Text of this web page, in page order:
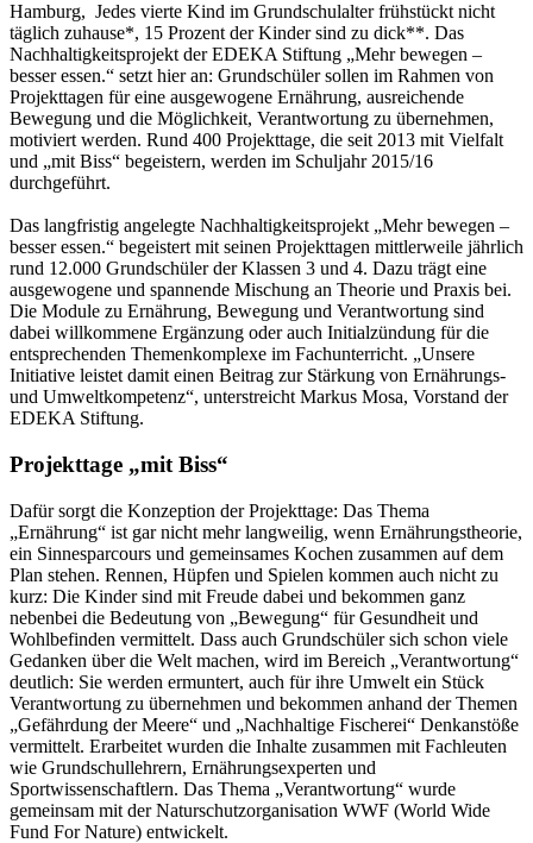
Hamburg, Jedes vierte Kind im Grundschulalter frühstückt nicht
täglich zuhause*, 15 Prozent der Kinder sind zu dick**. Das
Nachhaltigkeitsprojekt der EDEKA Stiftung „Mehr bewegen –
besser essen.“ setzt hier an: Grundschüler sollen im Rahmen von
Projekttagen für eine ausgewogene Ernährung, ausreichende
Bewegung und die Möglichkeit, Verantwortung zu übernehmen,
motiviert werden. Rund 400 Projekttage, die seit 2013 mit Vielfalt
und „mit Biss“ begeistern, werden im Schuljahr 2015/16
durchgeführt.
Das langfristig angelegte Nachhaltigkeitsprojekt „Mehr bewegen –
besser essen.“ begeistert mit seinen Projekttagen mittlerweile jährlich
rund 12.000 Grundschüler der Klassen 3 und 4. Dazu trägt eine
ausgewogene und spannende Mischung an Theorie und Praxis bei.
Die Module zu Ernährung, Bewegung und Verantwortung sind
dabei willkommene Ergänzung oder auch Initialzündung für die
entsprechenden Themenkomplexe im Fachunterricht. „Unsere
Initiative leistet damit einen Beitrag zur Stärkung von Ernährungs-
und Umweltkompetenz“, unterstreicht Markus Mosa, Vorstand der
EDEKA Stiftung.
Projekttage „mit Biss“
Dafür sorgt die Konzeption der Projekttage: Das Thema
„Ernährung“ ist gar nicht mehr langweilig, wenn Ernährungstheorie,
ein Sinnesparcours und gemeinsames Kochen zusammen auf dem
Plan stehen. Rennen, Hüpfen und Spielen kommen auch nicht zu
kurz: Die Kinder sind mit Freude dabei und bekommen ganz
nebenbei die Bedeutung von „Bewegung“ für Gesundheit und
Wohlbefinden vermittelt. Dass auch Grundschüler sich schon viele
Gedanken über die Welt machen, wird im Bereich „Verantwortung“
deutlich: Sie werden ermuntert, auch für ihre Umwelt ein Stück
Verantwortung zu übernehmen und bekommen anhand der Themen
„Gefährdung der Meere“ und „Nachhaltige Fischerei“ Denkanstöße
vermittelt. Erarbeitet wurden die Inhalte zusammen mit Fachleuten
wie Grundschullehrern, Ernährungsexperten und
Sportwissenschaftlern. Das Thema „Verantwortung“ wurde
gemeinsam mit der Naturschutzorganisation WWF (World Wide
Fund For Nature) entwickelt.